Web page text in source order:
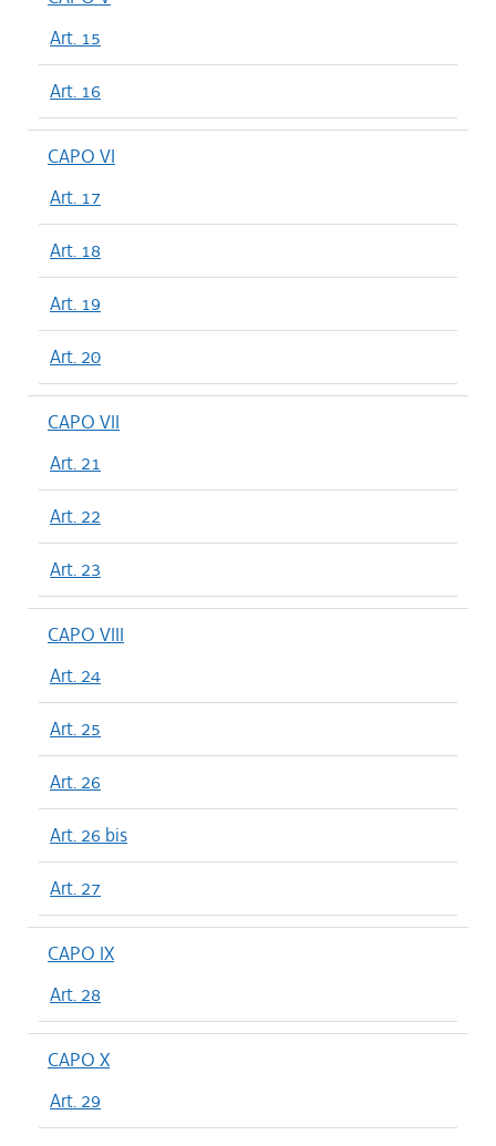
Art. 15
Art. 16
CAPO VI
Art. 17
Art. 18
Art. 19
Art. 20
CAPO VII
Art. 21
Art. 22
Art. 23
CAPO VIII
Art. 24
Art. 25
Art. 26
Art. 26 bis
Art. 27
CAPO IX
Art. 28
CAPO X
Art. 29